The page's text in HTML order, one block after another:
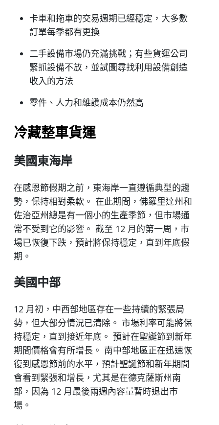
卡車和拖車的交易週期已經穩定，大多數
訂單每季都有更換
二手設備市場仍充滿挑戰；有些貨運公司
緊抓設備不放，並試圖尋找利用設備創造
收入的方法
零件、人力和維護成本仍然高
冷藏整車貨運
美國東海岸
在感恩節假期之前，東海岸一直遵循典型的趨
勢，保持相對柔軟。 在此期間，佛羅里達州和
佐治亞州總是有一個小的生產季節，但市場通
常不受到它的影響。 截至 12 月的第一周，市
場已恢復下跌，預計將保持穩定，直到年底假
期。
美國中部
12 月初，中西部地區存在一些持續的緊張局
勢，但大部分情況已清除。 市場利率可能將保
持穩定，直到接近年底。 預計在聖誕節到新年
期間價格會有所增長。 南中部地區正在迅速恢
復到感恩節前的水平，預計聖誕節和新年期間
會看到緊張和增長，尤其是在德克薩斯州南
部，因為 12 月最後兩週內容量暫時退出市
場。